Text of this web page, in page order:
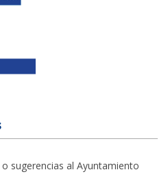
sugerencias al Ayuntamiento